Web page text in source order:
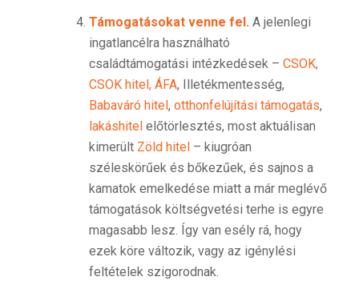
Támogatásokat venne fel.A jelenlegi
ingatlancélra használható
családtámogatási intézkedések – CSOK,
CSOK hitel, ÁFA, Illetékmentesség,
Babaváró hitel, otthonfelújítási támogatás,
lakáshitelelőtörlesztés, most aktuálisan
kimerült Zöld hitel– kiugróan
széleskörűek és bőkezűek, és sajnos a
kamatok emelkedése miatt a már meglévő
támogatások költségvetési terhe is egyre
magasabb lesz. Így van esély rá, hogy
ezek köre változik, vagy az igénylési
feltételek szigorodnak.